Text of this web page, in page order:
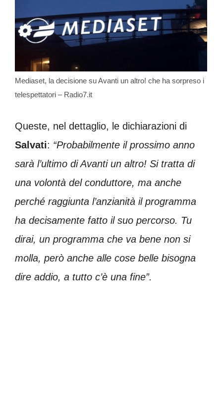
Mediaset, la decisione su Avanti un altro! che ha sorpreso i
telespettatori – Radio7.it
Queste, nel dettaglio, le dichiarazioni di
Salvati: “Probabilmente il prossimo anno
sarà l’ultimo di Avanti un altro! Si tratta di
una volontà del conduttore, ma anche
perché raggiunta l’anzianità il programma
ha decisamente fatto il suo percorso. Tu
dirai, un programma che va bene non si
molla, però anche alle cose belle bisogna
dire addio, a tutto c’è una fine”.